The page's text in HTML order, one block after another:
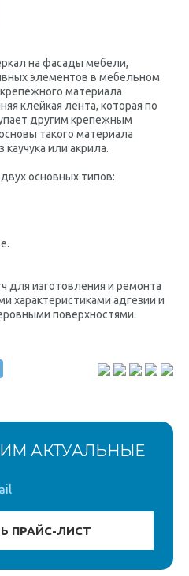
на фасады мебели,
элементов в мебельном
материала
клейкая лента, которая по
другим крепежным
такого материала
каучука или акрила.
основных типов:
для изготовления и ремонта
характеристиками адгезии и
поверхностями.
АКТУАЛЬНЫЕ